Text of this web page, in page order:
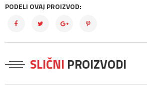
PODELI OVAJ PROIZVOD:
SLIČNI PROIZVODI